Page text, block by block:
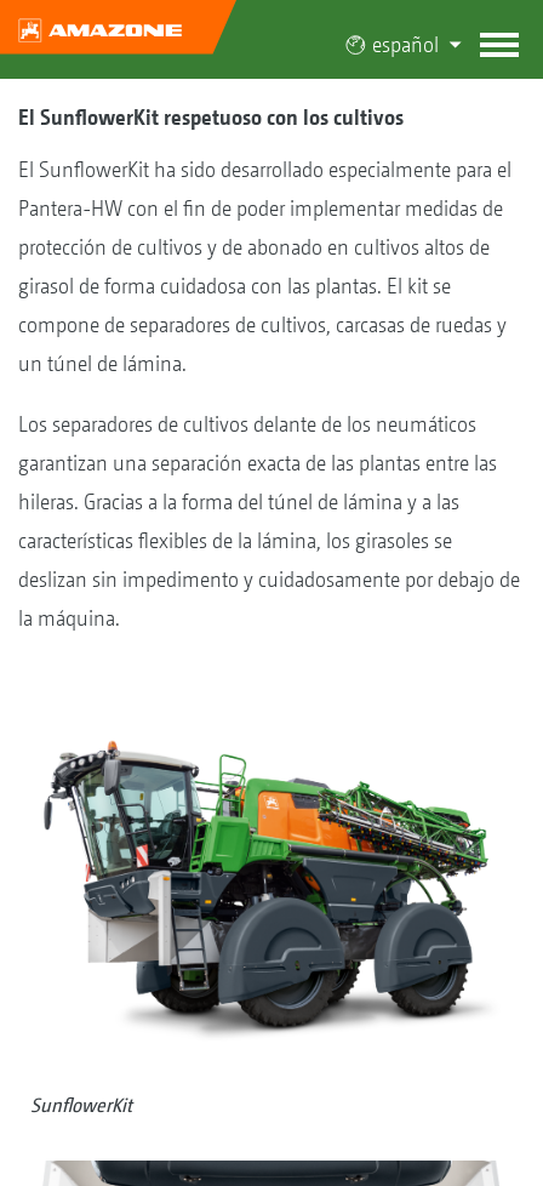
español
El SunflowerKit respetuoso con los cultivos
El SunflowerKit ha sido desarrollado especialmente para el
Pantera-HW con el fin de poder implementar medidas de
protección de cultivos y de abonado en cultivos altos de
girasol de forma cuidadosa con las plantas. El kit se
compone de separadores de cultivos, carcasas de ruedas y
un túnel de lámina.
Los separadores de cultivos delante de los neumáticos
garantizan una separación exacta de las plantas entre las
hileras. Gracias a la forma del túnel de lámina y a las
características flexibles de la lámina, los girasoles se
deslizan sin impedimento y cuidadosamente por debajo de
la máquina.
SunflowerKit